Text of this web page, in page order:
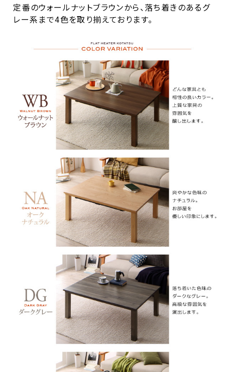
定番のウォールナットブラウンから、落ち着きのあるグ
レー系まで4色を取り揃えております。